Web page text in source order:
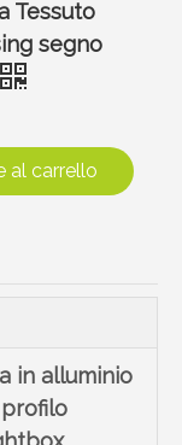
Tessuto
segno
al carrello
in alluminio